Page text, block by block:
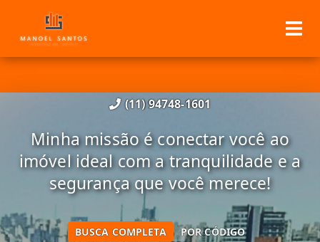
(11) 94748-1601
Minha missão é conectar você ao
imóvel ideal com a tranquilidade e a
segurança que você merece!
BUSCA COMPLETA POR CÓDIGO